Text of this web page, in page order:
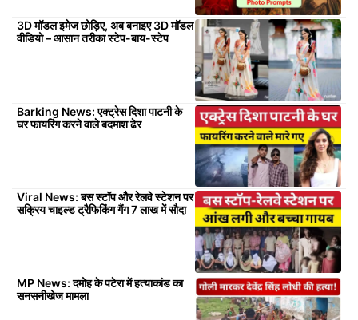
3D मॉडल इमेज छोड़िए, अब बनाइए 3D मॉडल
वीडियो – आसान तरीका स्टेप-बाय-स्टेप
Barking News: एक्ट्रेस दिशा पाटनी के
घर फायरिंग करने वाले बदमाश ढेर
Viral News: बस स्टॉप और रेलवे स्टेशन पर
सक्रिय चाइल्ड ट्रैफिकिंग गैंग 7 लाख में सौदा
MP News: दमोह के पटेरा में हत्याकांड का
सनसनीखेज मामला